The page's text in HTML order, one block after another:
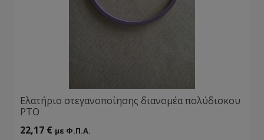
Ελατήριο στεγανοποίησης διανομέα πολύδισκου
ΡΤΟ
22,17 € με Φ.Π.Α.